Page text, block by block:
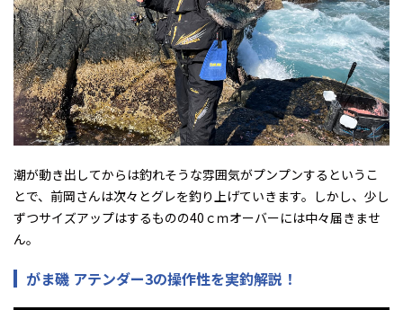
潮が動き出してからは釣れそうな雰囲気がプンプンするというこ
とで、前岡さんは次々とグレを釣り上げていきます。しかし、少し
ずつサイズアップはするものの40ｃｍオーバーには中々届きませ
ん。
がま磯 アテンダー3の操作性を実釣解説！